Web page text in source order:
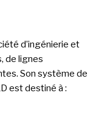
d’ingénierie et
de lignes
Son système de
est destiné à :